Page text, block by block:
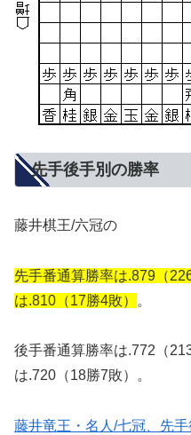
先手後手別の勝率
藤井棋王/六冠の
先手番通算勝率は.879（
は.810（17勝4敗）
。
後手番通算勝率は.772（
は.720（18勝7敗）。
藤井竜王・名人/七冠、先